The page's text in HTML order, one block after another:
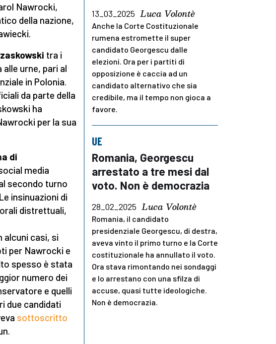
Nawrocki,
della nazione,
tra i
urne, pari al
in Polonia.
da parte della
ha
per la sua
di
media
secondo turno
insinuazioni di
distrettuali,
alcuni casi, si
per Nawrocki e
spesso è stata
numero dei
e quelli
due candidati
sottoscritto
13_03_2025 Luca Volontè
Anche la Corte Costituzionale
rumena estromette il super
candidato Georgescu dalle
elezioni. Ora per i partiti di
opposizione è caccia ad un
candidato alternativo che sia
credibile, ma il tempo non gioca a
favore.
UE
Romania, Georgescu
arrestato a tre mesi dal
voto. Non è democrazia
28_02_2025 Luca Volontè
Romania, il candidato
presidenziale Georgescu, di destra,
aveva vinto il primo turno e la Corte
costituzionale ha annullato il voto.
Ora stava rimontando nei sondaggi
e lo arrestano con una sfilza di
accuse, quasi tutte ideologiche.
Non è democrazia.